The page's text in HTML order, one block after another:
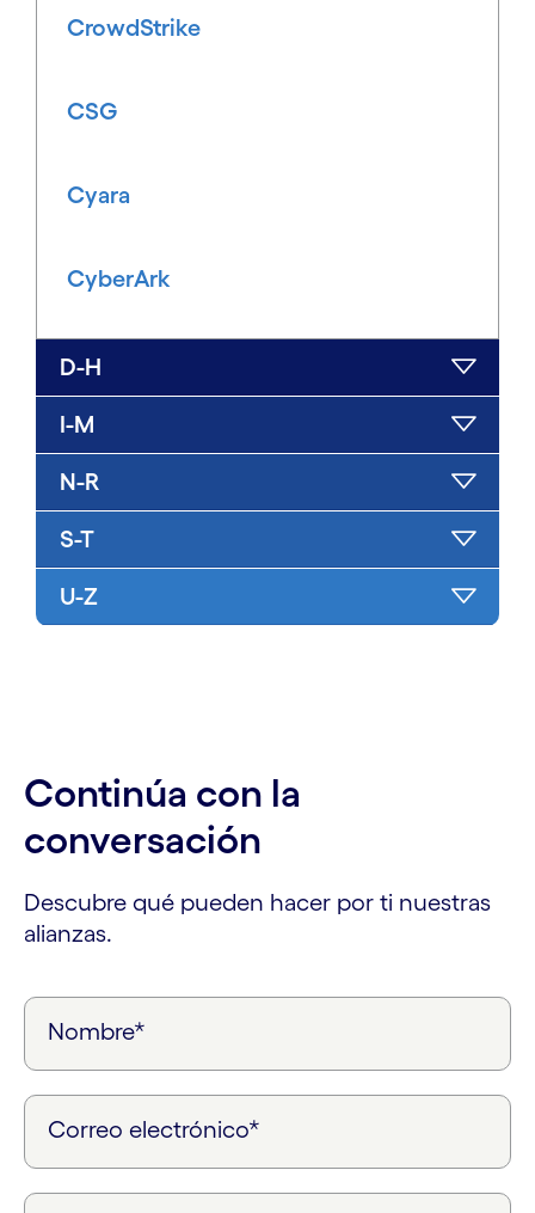
CrowdStrike
CSG
Cyara
CyberArk
D-H
I-M
N-R
S-T
U-Z
Continúa con la
conversación
Descubre qué pueden hacer por ti nuestras
alianzas.
Nombre*
Correo electrónico*